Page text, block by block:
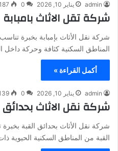
admin يناير 10, 2026 0
شركة تقل الاثاث بامبابة
شركة نقل الأثاث بإمبابة بخبرة
المناطق السكنية كثافة وحركة داخل
أكمل القراءة »
admin يناير 10, 2026 0
شركة نقل الاثاث بحدائق
شركة نقل الأثاث بحدائق القبة
القبة من المناطق السكنية الحيوية